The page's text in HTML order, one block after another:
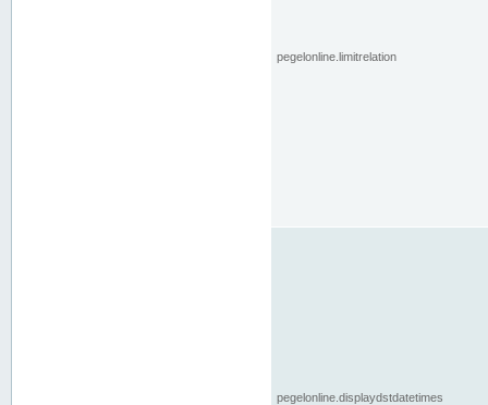
pegelonline.limitrelation
pegelonline.displaydstdatetimes